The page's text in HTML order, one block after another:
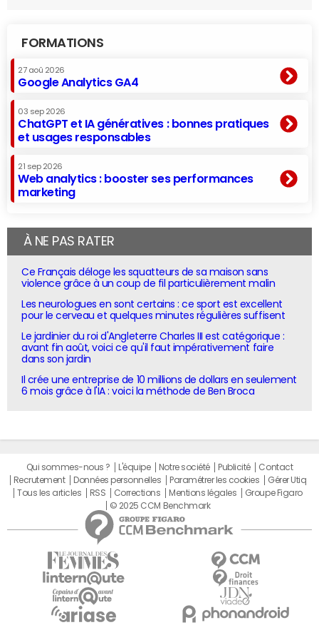
FORMATIONS
27 aoû 2026
Google Analytics GA4
03 sep 2026
ChatGPT et IA génératives : bonnes pratiques
et usages responsables
21 sep 2026
Web analytics : booster ses performances
marketing
À NE PAS RATER
Ce Français déloge les squatteurs de sa maison sans
violence grâce à un coup de fil particulièrement malin
Les neurologues en sont certains : ce sport est excellent
pour le cerveau et quelques minutes régulières suffisent
Le jardinier du roi d'Angleterre Charles III est catégorique :
avant fin août, voici ce qu'il faut impérativement faire
dans son jardin
Il crée une entreprise de 10 millions de dollars en seulement
6 mois grâce à l'IA : voici la méthode de Ben Broca
Qui sommes-nous ? L'équipe Notre société Publicité
Contact
Recrutement
Données personnelles Paramétrer les cookies
Gérer Utiq
Tous les articles
RSS Corrections Mentions légales
Groupe Figaro
© 2025 CCM Benchmark